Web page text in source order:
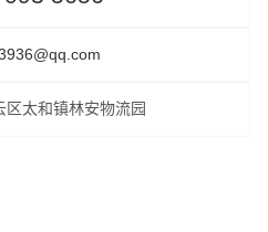
区太和镇林安物流园